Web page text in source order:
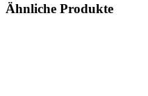
Ähnliche Produkte